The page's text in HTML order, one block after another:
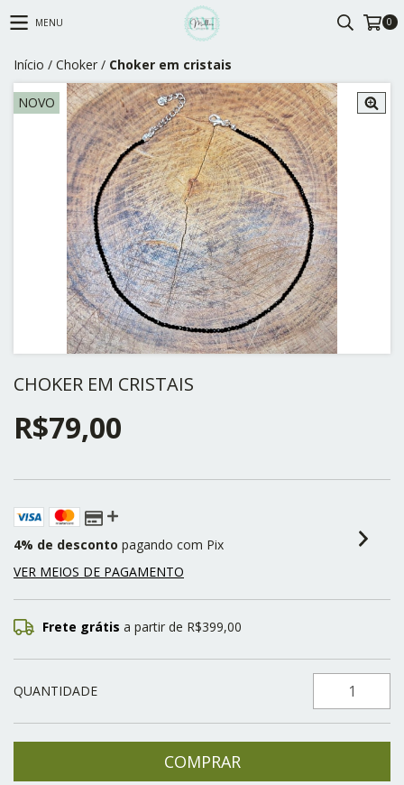
MENU 0
Início / Choker / Choker em cristais
NOVO
CHOKER EM CRISTAIS
R$79,00
4% de desconto pagando com Pix
VER MEIOS DE PAGAMENTO
Frete grátis a partir de R$399,00
QUANTIDADE